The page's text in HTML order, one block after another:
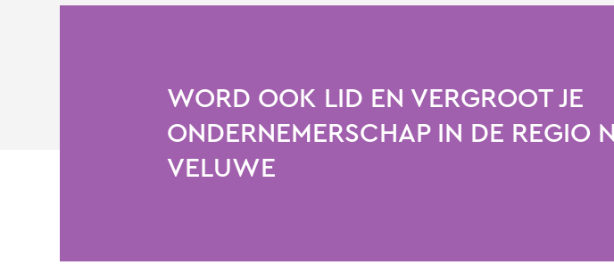
WORD OOK LID EN VERGROOT JE
ONDERNEMERSCHAP IN DE REGIO
VELUWE